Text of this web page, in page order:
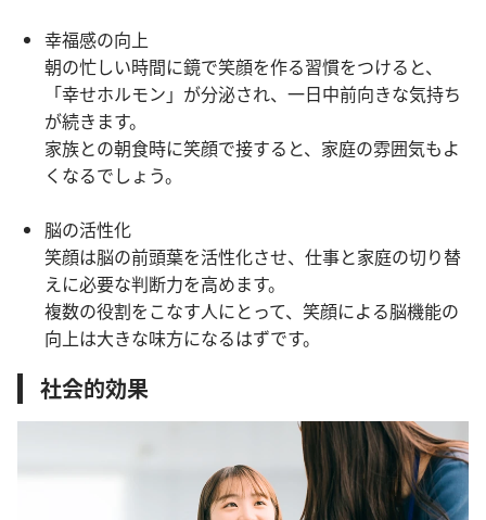
幸福感の向上
朝の忙しい時間に鏡で笑顔を作る習慣をつけると、
「幸せホルモン」が分泌され、一日中前向きな気持ち
が続きます。
家族との朝食時に笑顔で接すると、家庭の雰囲気もよ
くなるでしょう。
脳の活性化
笑顔は脳の前頭葉を活性化させ、仕事と家庭の切り替
えに必要な判断力を高めます。
複数の役割をこなす人にとって、笑顔による脳機能の
向上は大きな味方になるはずです。
社会的効果